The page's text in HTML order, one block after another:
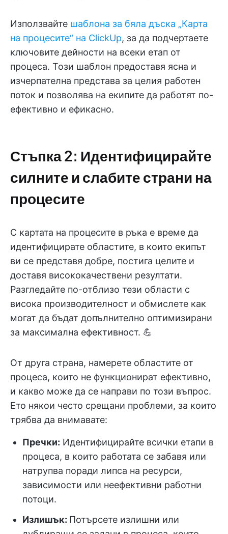
Използвайте шаблона за бяла дъска „Карта
на процесите“ на ClickUp, за да подчертаете
ключовите дейности на всеки етап от
процеса. Този шаблон предоставя ясна и
изчерпателна представа за целия работен
поток и позволява на екипите да работят по-
ефективно и ефикасно.
Стъпка 2: Идентифицирайте
силните и слабите страни на
процесите
С картата на процесите в ръка е време да
идентифицирате областите, в които екипът
ви се представя добре, постига целите и
доставя висококачествени резултати.
Разгледайте по-отблизо тези области с
висока производителност и обмислете как
могат да бъдат допълнително оптимизирани
за максимална ефективност. 💪
От друга страна, намерете областите от
процеса, които не функционират ефективно,
и какво може да се направи по този въпрос.
Ето някои често срещани проблеми, за които
трябва да внимавате:
Пречки: Идентифицирайте всички етапи в
процеса, в които работата се забавя или
натрупва поради липса на ресурси,
зависимости или неефективни работни
потоци.
Излишък: Потърсете излишни или